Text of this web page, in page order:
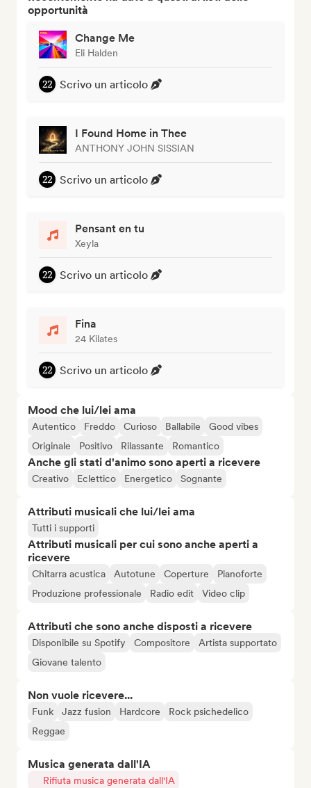
opportunità
Change Me
Eli Halden
Scrivo un articolo
I Found Home in Thee
ANTHONY JOHN SISSIAN
Scrivo un articolo
Pensant en tu
Xeyla
Scrivo un articolo
Fina
24 Kilates
Scrivo un articolo
Mood che lui/lei ama
Autentico Freddo Curioso Ballabile
Good vibes
Originale
Positivo Rilassante Romantico
Anche gli stati d'animo sono aperti a ricevere
Creativo Eclettico Energetico Sognante
Attributi musicali che lui/lei ama
Tutti i supporti
Attributi musicali per cui sono anche aperti a
ricevere
Chitarra acustica Autotune Coperture
Pianoforte
Produzione professionale
Radio edit Video clip
Attributi che sono anche disposti a ricevere
Disponibile su Spotify Compositore
Artista supportato
Giovane talento
Non vuole ricevere...
Funk Jazz fusion Hardcore
Rock psichedelico
Reggae
Musica generata dall'IA
Rifiuta musica generata dall'IA